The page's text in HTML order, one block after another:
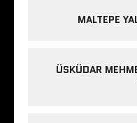
MALTEPE
ÜSKÜDAR